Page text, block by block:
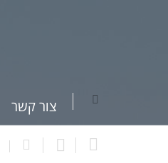
צור קשר